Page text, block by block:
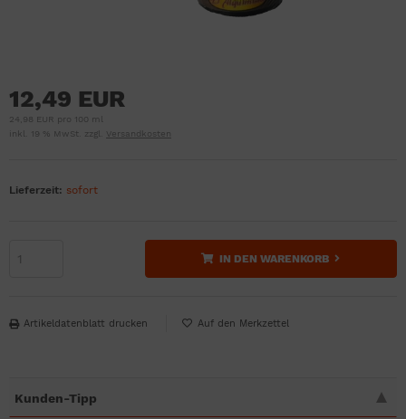
12,49 EUR
24,98 EUR pro 100 ml
inkl. 19 % MwSt. zzgl.
Versandkosten
Lieferzeit: sofort
IN DEN WARENKORB
Artikeldatenblatt drucken
Kunden-Tipp